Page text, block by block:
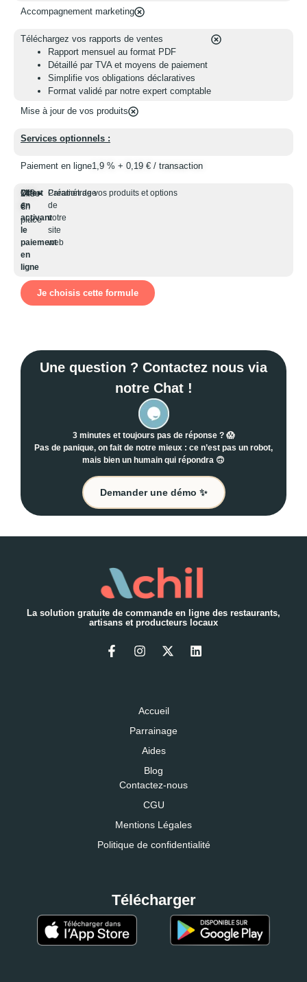
Accompagnement marketing​
Téléchargez vos rapports de ventes
Rapport mensuel au format PDF
Détaillé par TVA et moyens de paiement
Simplifie vos obligations déclaratives
Format validé par notre expert comptable
Mise à jour de vos produits
Services optionnels :
Paiement en ligne1,9 % + 0,19 € / transaction
Mise
en
place
249
€
Offert
en
activant
le
paiement
en
ligne
Paramétrage
de
votre
site
web
Création de vos produits et options
Je choisis cette formule
Une question ? Contactez nous via
notre Chat !
3 minutes et toujours pas de réponse ? 😱
Pas de panique, on fait de notre mieux : ce n’est pas un robot,
mais bien un humain qui répondra 🙃
Demander une démo ✨
La solution gratuite de commande en ligne des restaurants,
artisans et producteurs locaux
Accueil
Parrainage
Aides
Blog
Contactez-nous
CGU
Mentions Légales
Politique de confidentialité
Télécharger